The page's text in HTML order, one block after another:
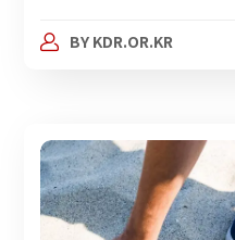
BY KDR.OR.KR